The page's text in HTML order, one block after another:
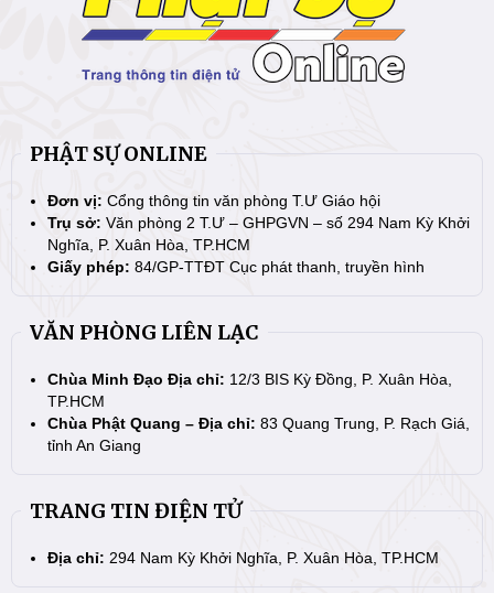
PHẬT SỰ ONLINE
Đơn vị: Cổng thông tin văn phòng T.Ư Giáo hội
Trụ sở: Văn phòng 2 T.Ư – GHPGVN – số 294 Nam Kỳ Khởi
Nghĩa, P. Xuân Hòa, TP.HCM
Giấy phép: 84/GP-TTĐT Cục phát thanh, truyền hình
VĂN PHÒNG LIÊN LẠC
Chùa Minh Đạo Địa chỉ: 12/3 BIS Kỳ Đồng, P. Xuân Hòa,
TP.HCM
Chùa Phật Quang – Địa chỉ: 83 Quang Trung, P. Rạch Giá,
tỉnh An Giang
TRANG TIN ĐIỆN TỬ
Địa chỉ: 294 Nam Kỳ Khởi Nghĩa, P. Xuân Hòa, TP.HCM